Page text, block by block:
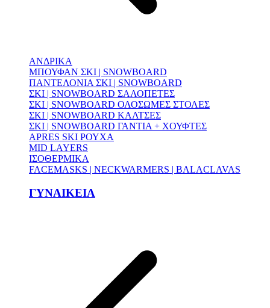
ΑΝΔΡΙΚΑ
ΜΠΟΥΦΑΝ ΣΚΙ | SNOWBOARD
ΠΑΝΤΕΛΟΝΙΑ ΣΚΙ | SNOWBOARD
ΣΚΙ | SNOWBOARD ΣΑΛΟΠΕΤΕΣ
ΣΚΙ | SNOWBOARD ΟΛΟΣΩΜΕΣ ΣΤΟΛΕΣ
ΣΚΙ | SNOWBOARD ΚΑΛΤΣΕΣ
ΣΚΙ | SNOWBOARD ΓΑΝΤΙΑ + ΧΟΥΦΤΕΣ
APRES SKI ΡΟΥΧΑ
MID LAYERS
ΙΣΟΘΕΡΜΙΚΑ
FACEMASKS | NECKWARMERS | BALACLAVAS
ΓΥΝΑΙΚΕΙΑ